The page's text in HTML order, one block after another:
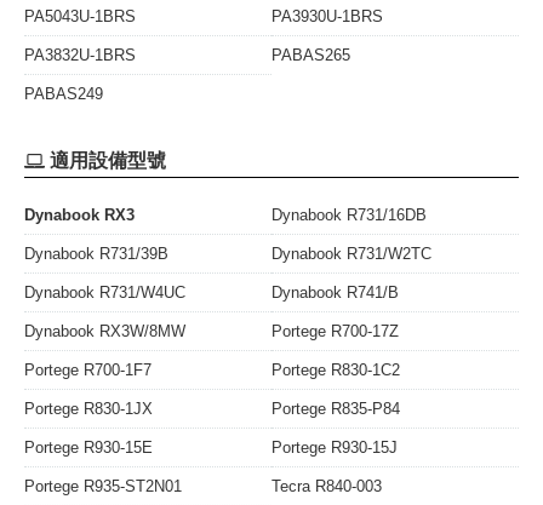
PA5043U-1BRS PA3930U-1BRS
PA3832U-1BRS PABAS265
PABAS249
適用設備型號
Dynabook RX3 Dynabook R731/16DB
Dynabook R731/39B Dynabook R731/W2TC
Dynabook R731/W4UC Dynabook R741/B
Dynabook RX3W/8MW Portege R700-17Z
Portege R700-1F7 Portege R830-1C2
Portege R830-1JX Portege R835-P84
Portege R930-15E Portege R930-15J
Portege R935-ST2N01 Tecra R840-003